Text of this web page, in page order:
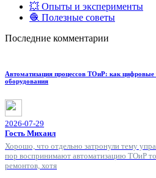
💥 Опыты и эксперименты
🧶 Полезные советы
Последние комментарии
Автоматизация процессов ТОиР: как цифровые
оборудования
2026-07-29
Гость Михаил
Хорошо, что отдельно затронули тему
пор воспринимают автоматизацию ТОиР
ремонтов, хотя